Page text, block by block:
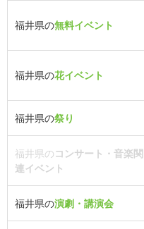
福井県の無料イベント
福井県の花イベント
福井県の祭り
福井県のコンサート・音楽関
連イベント
福井県の演劇・講演会